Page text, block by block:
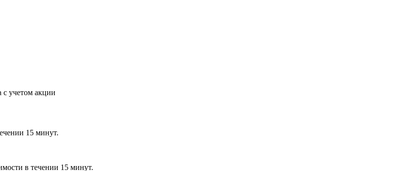
с учетом акции
15 минут.
в течении 15 минут.